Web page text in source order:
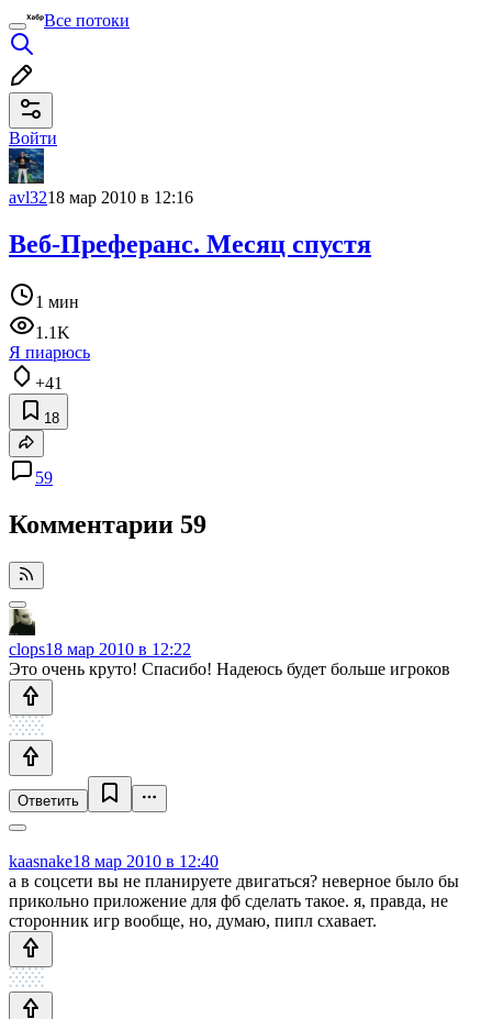
Все потоки
Войти
avl3218 мар 2010 в 12:16
Веб-Преферанс. Месяц спустя
1 мин
1.1K
Я пиарюсь
+41
18
59
Комментарии 59
clops18 мар 2010 в 12:22
Это очень круто! Спасибо! Надеюсь будет больше игроков
Ответить
kaasnake18 мар 2010 в 12:40
а в соцсети вы не планируете двигаться? неверное было бы
прикольно приложение для фб сделать такое. я, правда, не
сторонник игр вообще, но, думаю, пипл схавает.